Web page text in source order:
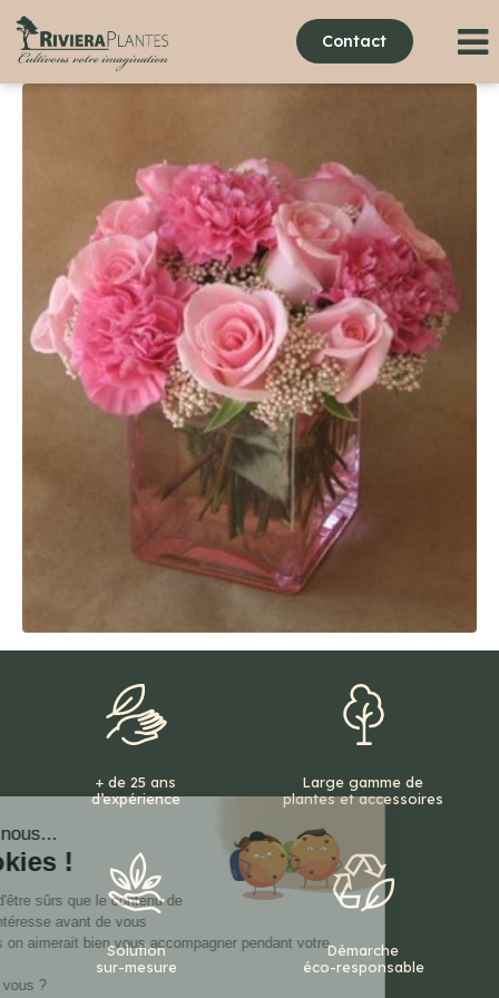
Contact
+ de 25 ans
d’expérience
Large gamme de
plantes et accessoires
Solution
sur-mesure
Démarche
éco-responsable